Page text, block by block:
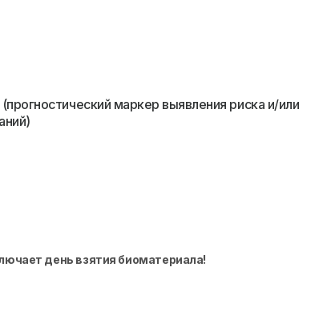
маркер выявления риска и/или
день взятия биоматериала!